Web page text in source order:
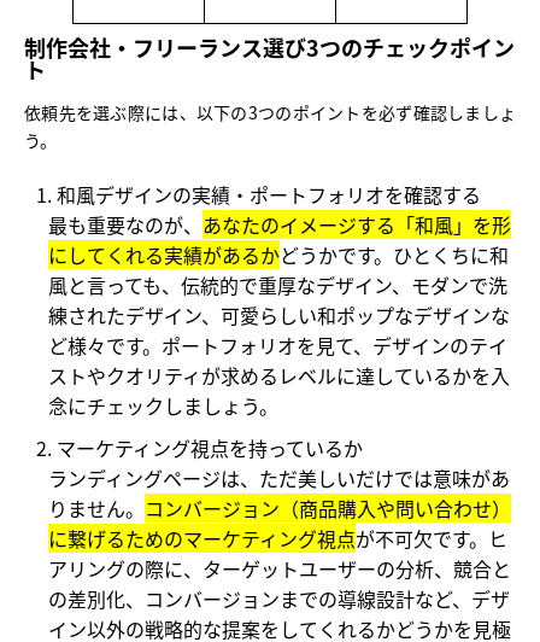
制作会社・フリーランス選び3つのチェックポイン
ト
依頼先を選ぶ際には、以下の3つのポイントを必ず確認しましょ
う。
和風デザインの実績・ポートフォリオを確認する
最も重要なのが、 あなたのイメージする「和風」を形
にしてくれる実績があるかどうかです。ひとくちに和
風と言っても、伝統的で重厚なデザイン、モダンで洗
練されたデザイン、可愛らしい和ポップなデザインな
ど様々です。ポートフォリオを見て、デザインのテイ
ストやクオリティが求めるレベルに達しているかを入
念にチェックしましょう。
マーケティング視点を持っているか
ランディングページは、ただ美しいだけでは意味があ
りません。 コンバージョン（商品購入や問い合わせ）
に繋げるためのマーケティング視点が不可欠です。ヒ
アリングの際に、ターゲットユーザーの分析、競合と
の差別化、コンバージョンまでの導線設計など、デザ
イン以外の戦略的な提案をしてくれるかどうかを見極